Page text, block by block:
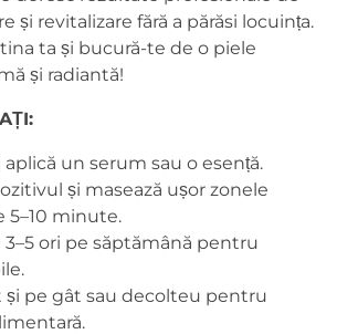
și revitalizare fără a părăsi locuința.
ta și bucură-te de o piele
și radiantă!
aplică un serum sau o esență.
și masează ușor zonele
minute.
3–5 ori pe săptămână pentru
și pe gât sau decolteu pentru